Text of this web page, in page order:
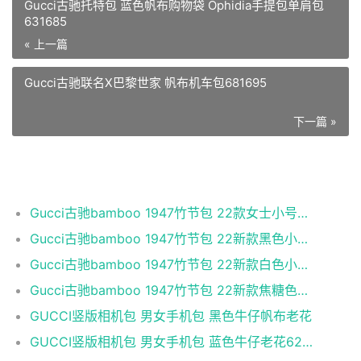
Gucci古驰托特包 蓝色帆布购物袋 Ophidia手提包单肩包
631685
« 上一篇
Gucci古驰联名X巴黎世家 帆布机车包681695
下一篇 »
Gucci古驰bamboo 1947竹节包 22款女士小号GG大LOGO竹节
Gucci古驰bamboo 1947竹节包 22新款黑色小牛皮小号竹
Gucci古驰bamboo 1947竹节包 22新款白色小牛皮小号竹
Gucci古驰bamboo 1947竹节包 22新款焦糖色小牛皮小号
GUCCI竖版相机包 男女手机包 黑色牛仔帆布老花
GUCCI竖版相机包 男女手机包 蓝色牛仔老花625615